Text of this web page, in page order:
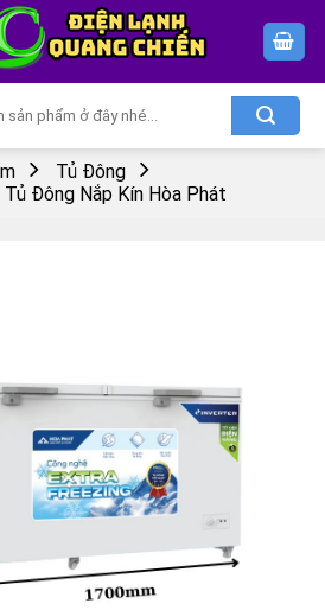
Tủ Đông
Tủ Đông Nắp Kín Hòa Phát